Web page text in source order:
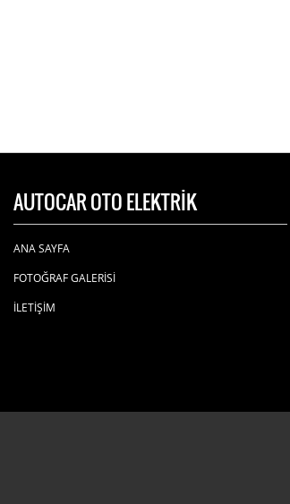
AUTOCAR OTO ELEKTRİK
ANA SAYFA
FOTOĞRAF GALERİSİ
İLETİŞİM